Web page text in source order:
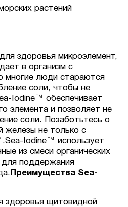
растений
здоровья микроэлемент,
в организм с
многие люди стараются
соли, чтобы не
Iodine™ обеспечивает
элемента и позволяет не
соли. Позаботьтесь о
железы не только с
Iodine™ использует
из смеси органических
поддержания
Преимущества Sea-
здоровья щитовидной